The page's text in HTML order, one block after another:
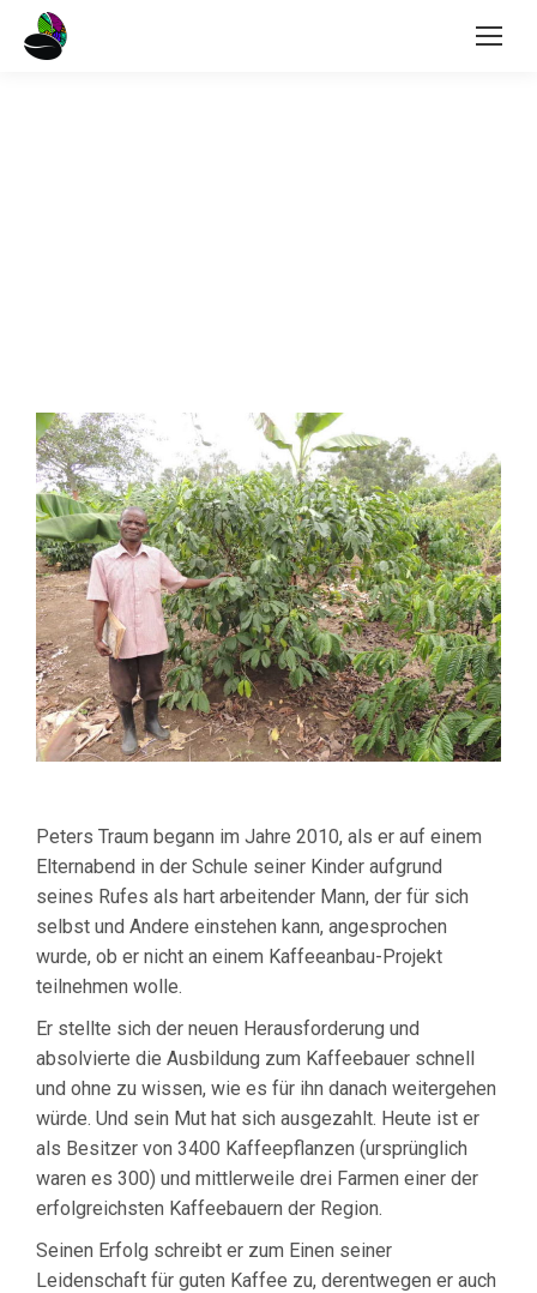
Peters Traum begann im Jahre 2010, als er auf einem
Elternabend in der Schule seiner Kinder aufgrund
seines Rufes als hart arbeitender Mann, der für sich
selbst und Andere einstehen kann, angesprochen
wurde, ob er nicht an einem Kaffeeanbau-Projekt
teilnehmen wolle.
Er stellte sich der neuen Herausforderung und
absolvierte die Ausbildung zum Kaffeebauer schnell
und ohne zu wissen, wie es für ihn danach weitergehen
würde. Und sein Mut hat sich ausgezahlt. Heute ist er
als Besitzer von 3400 Kaffeepflanzen (ursprünglich
waren es 300) und mittlerweile drei Farmen einer der
erfolgreichsten Kaffeebauern der Region.
Seinen Erfolg schreibt er zum Einen seiner
Leidenschaft für guten Kaffee zu, derentwegen er auch